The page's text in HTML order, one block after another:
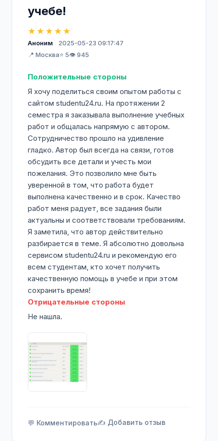
учебе!
★★★★★
Аноним
2025-05-23 09:17:47
📍 Москва⭐ 5👁️ 945
Положительные стороны
Я хочу поделиться своим опытом работы с
сайтом studentu24.ru. На протяжении 2
семестра я заказывала выполнение учебных
работ и общалась напрямую с автором.
Сотрудничество прошло на удивление
гладко. Автор был всегда на связи, готов
обсудить все детали и учесть мои
пожелания. Это позволило мне быть
уверенной в том, что работа будет
выполнена качественно и в срок. Качество
работ меня радует, все задания были
актуальны и соответствовали требованиям.
Я заметила, что автор действительно
разбирается в теме. Я абсолютно довольна
сервисом studentu24.ru и рекомендую его
всем студентам, кто хочет получить
качественную помощь в учебе и при этом
сохранить время!
Отрицательные стороны
Не нашла.
💬 Комментировать✍️ Добавить отзыв